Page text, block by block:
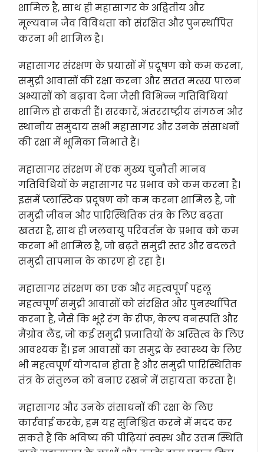
शामिल है, साथ ही महासागर के अद्वितीय और
मूल्यवान जैव विविधता को संरक्षित और पुनर्स्थापित
करना भी शामिल है।
महासागर संरक्षण के प्रयासों में प्रदूषण को कम करना,
समुद्री आवासों की रक्षा करना और सतत मत्स्य पालन
अभ्यासों को बढ़ावा देना जैसी विभिन्न गतिविधियां
शामिल हो सकती हैं। सरकारें, अंतरराष्ट्रीय संगठन और
स्थानीय समुदाय सभी महासागर और उनके संसाधनों
की रक्षा में भूमिका निभाते हैं।
महासागर संरक्षण में एक मुख्य चुनौती मानव
गतिविधियों के महासागर पर प्रभाव को कम करना है।
इसमें प्लास्टिक प्रदूषण को कम करना शामिल है, जो
समुद्री जीवन और पारिस्थितिक तंत्र के लिए बढ़ता
खतरा है, साथ ही जलवायु परिवर्तन के प्रभाव को कम
करना भी शामिल है, जो बढ़ते समुद्री स्तर और बदलते
समुद्री तापमान के कारण हो रहा है।
महासागर संरक्षण का एक और महत्वपूर्ण पहलू
महत्वपूर्ण समुद्री आवासों को संरक्षित और पुनर्स्थापित
करना है, जैसे कि भूरे रंग के रीफ, केल्प वनस्पति और
मैंग्रोव लैंड, जो कई समुद्री प्रजातियों के अस्तित्व के लिए
आवश्यक हैं। इन आवासों का समुद्र के स्वास्थ्य के लिए
भी महत्वपूर्ण योगदान होता है और समुद्री पारिस्थितिक
तंत्र के संतुलन को बनाए रखने में सहायता करता है।
महासागर और उनके संसाधनों की रक्षा के लिए
कार्रवाई करके, हम यह सुनिश्चित करने में मदद कर
सकते हैं कि भविष्य की पीढ़ियां स्वस्थ और उत्तम स्थिति